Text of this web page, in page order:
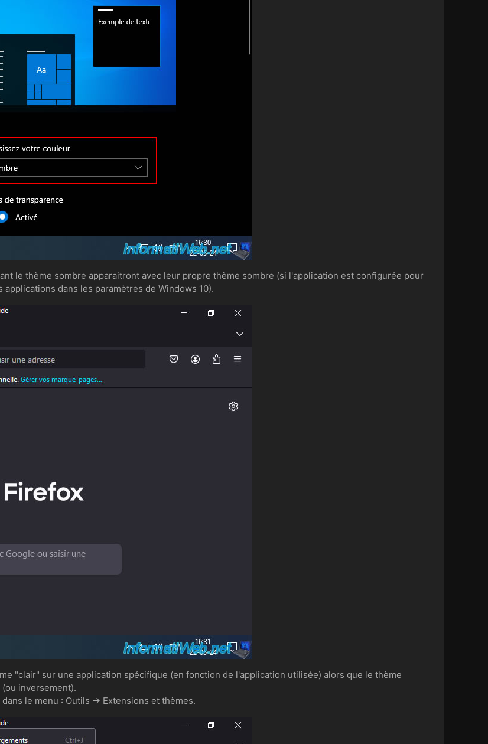
le thème sombre apparaitront avec leur propre thème sombre (si l'application est configurée pour
dans les paramètres de Windows 10).
"clair" sur une application spécifique (en fonction de l'application utilisée) alors que le thème
inversement).
le menu : Outils -> Extensions et thèmes.